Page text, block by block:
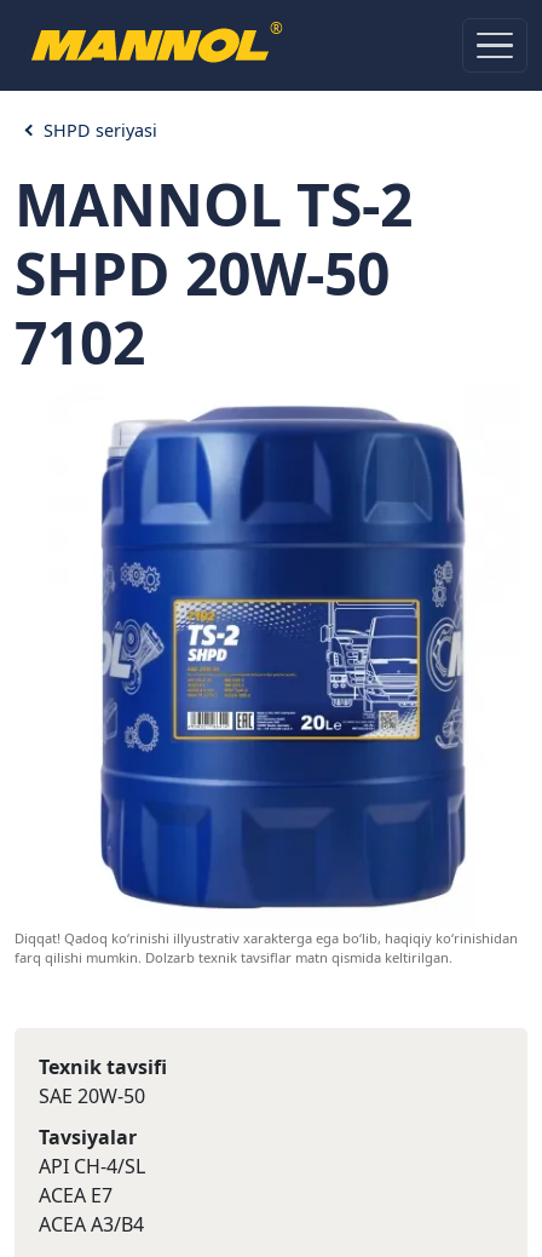
®
SHPD seriyasi
MANNOL TS-2
SHPD 20W-50
7102
Diqqat! Qadoq ko‘rinishi illyustrativ xarakterga ega bo‘lib, haqiqiy ko‘rinishidan
farq qilishi mumkin. Dolzarb texnik tavsiflar matn qismida keltirilgan.
Texnik tavsifi
SAE 20W-50
Tavsiyalar
API CH-4/SL
ACEA E7
ACEA A3/B4